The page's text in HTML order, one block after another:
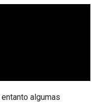
algumas